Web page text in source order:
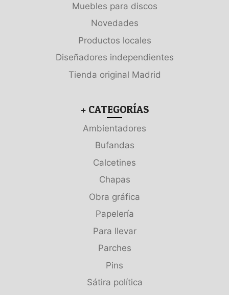
Muebles para discos
Novedades
Productos locales
Diseñadores independientes
Tienda original Madrid
+ CATEGORÍAS
Ambientadores
Bufandas
Calcetines
Chapas
Obra gráfica
Papelería
Para llevar
Parches
Pins
Sátira política